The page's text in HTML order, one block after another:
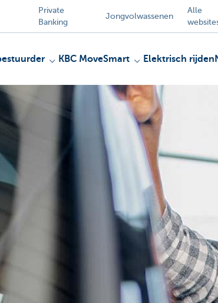
Private
Banking
Jongvolwassenen
Alle
KBC MoveSmart Elektrisch rijden